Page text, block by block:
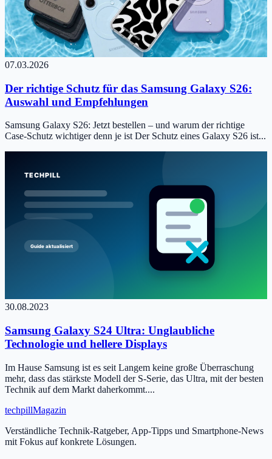
07.03.2026
Der richtige Schutz für das Samsung Galaxy S26:
Auswahl und Empfehlungen
Samsung Galaxy S26: Jetzt bestellen – und warum der richtige
Case-Schutz wichtiger denn je ist Der Schutz eines Galaxy S26 ist...
30.08.2023
Samsung Galaxy S24 Ultra: Unglaubliche
Technologie und hellere Displays
Im Hause Samsung ist es seit Langem keine große Überraschung
mehr, dass das stärkste Modell der S-Serie, das Ultra, mit der besten
Technik auf dem Markt daherkommt....
techpillMagazin
Verständliche Technik-Ratgeber, App-Tipps und Smartphone-News
mit Fokus auf konkrete Lösungen.